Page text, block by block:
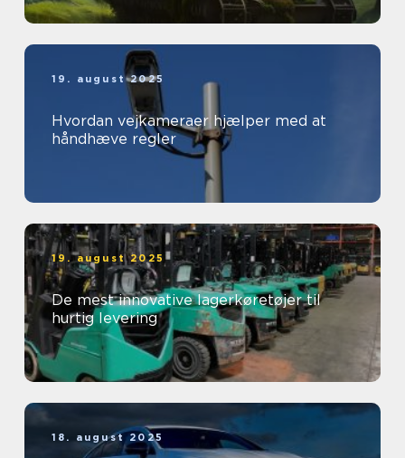
19. august 2025
Hvordan vejkameraer hjælper med at
håndhæve regler
19. august 2025
De mest innovative lagerkøretøjer til
hurtig levering
18. august 2025